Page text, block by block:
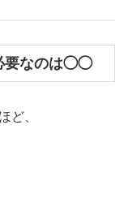
要なのは◯◯
ど、